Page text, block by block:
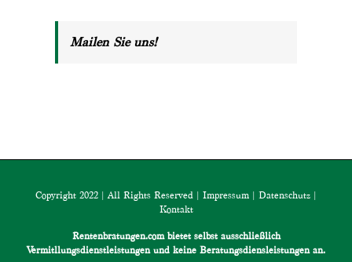
Mailen Sie uns!
Copyright 2022 | All Rights Reserved | Impressum | Datenschutz |
Kontakt
Rentenbratungen.com bietet selbst ausschließlich
Vermitllungsdienstleistungen und keine Beratungsdiensleistungen an.